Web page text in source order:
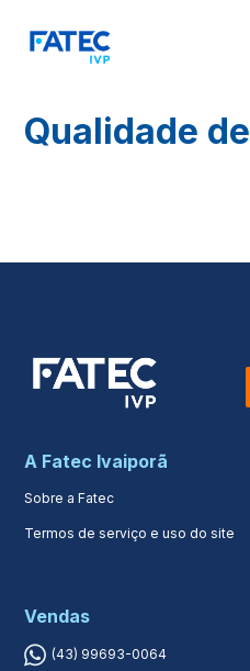
Qualidade
A Fatec Ivaiporã
Sobre a Fatec
Termos de serviço e uso do site
Vendas
(43) 99693-0064